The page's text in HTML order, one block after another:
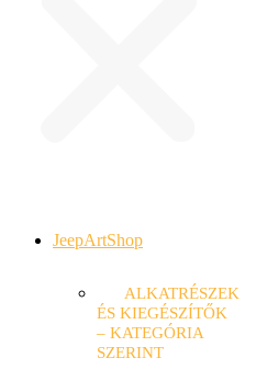
JeepArtShop
ALKATRÉSZEK
ÉS KIEGÉSZÍTŐK
– KATEGÓRIA
SZERINT